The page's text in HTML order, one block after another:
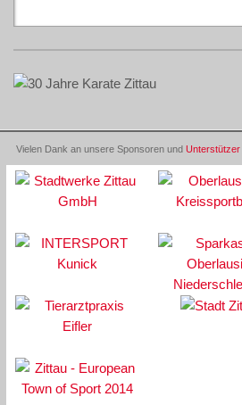
Vielen Dank an unsere Sponsoren und Unterstützer